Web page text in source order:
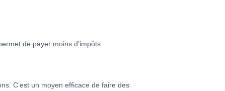
de payer moins d’impôts.
C’est un moyen efficace de faire des